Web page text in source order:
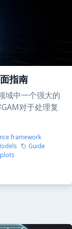
指南
域中一个强大的
对于处理复
framework
Guide
plots